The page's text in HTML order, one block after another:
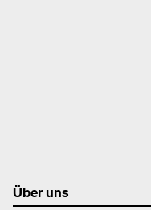
Über uns